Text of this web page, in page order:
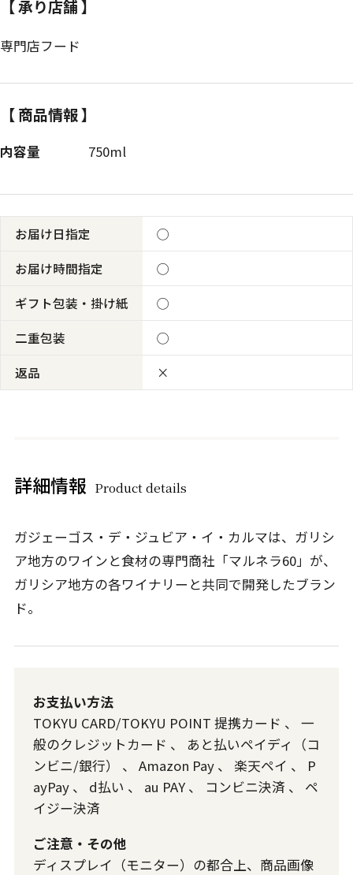
【 承り店舗 】
専門店フード
【 商品情報 】
内容量 750ml
お届け日指定
◯
お届け時間指定
◯
ギフト包装・掛け紙
◯
二重包装
◯
返品
×
詳細情報 Product details
ガジェーゴス・デ・ジュビア・イ・カルマは、ガリシ
ア地方のワインと食材の専門商社「マルネラ60」が、
ガリシア地方の各ワイナリーと共同で開発したブラン
ド。
お支払い方法
TOKYU CARD/TOKYU POINT 提携カード 、 一
般のクレジットカード 、 あと払いペイディ（コ
ンビニ/銀行）
、 Amazon Pay、 楽天ペイ 、 P
ayPay、 d払い 、 au PAY、 コンビニ決済 、 ペ
イジー決済
ご注意・その他
ディスプレイ（モニター）の都合上、商品画像